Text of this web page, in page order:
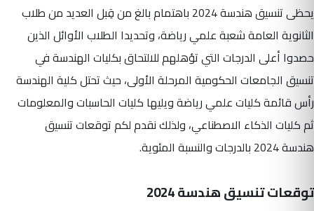
يحظى تنسيق هندسة 2024 باهتمام بالغ من قِبل العديد من طلاب
الثانوية العامة شعبة علمي رياضة، وتحديدا الطلاب الأوائل الذين
حصدوا أعلى الدرجات التي تؤهلهم للالتحاق بكليات الهندسة في
تنسيق الجامعات الحكومية المرحلة الأولى، حيث تحتل كلية الهندسة
رأس قائمة كليات علمي رياضة ويليها كليات الحاسبات والمعلومات
ثم كليات الذكاء الاصطناعي، ولذلك نقدم لكم توقعات تنسيق
هندسة 2024 بالدرجات والنسبة المئوية.
توقعات تنسيق هندسة 2024